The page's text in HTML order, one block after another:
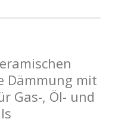
Dämmung mit
Gas-, Öl- und